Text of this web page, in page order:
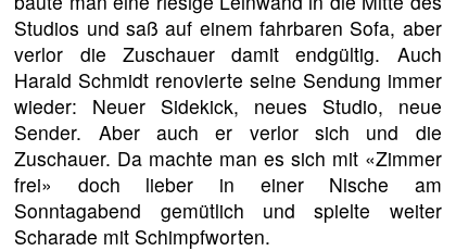
Studios und saß auf einem fahrbaren Sofa, aber
verlor die Zuschauer damit endgültig. Auch
Harald Schmidt renovierte seine Sendung immer
wieder: Neuer Sidekick, neues Studio, neue
Sender. Aber auch er verlor sich und die
Zuschauer. Da machte man es sich mit «Zimmer
frei» doch lieber in einer Nische am
Sonntagabend gemütlich und spielte weiter
Scharade mit Schimpfworten.